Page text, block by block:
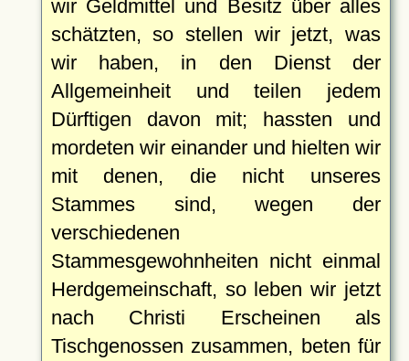
wir Geldmittel und Besitz über alles
schätzten, so stellen wir jetzt, was
wir haben, in den Dienst der
Allgemeinheit und teilen jedem
Dürftigen davon mit; hassten und
mordeten wir einander und hielten wir
mit denen, die nicht unseres
Stammes sind, wegen der
verschiedenen
Stammesgewohnheiten nicht einmal
Herdgemeinschaft, so leben wir jetzt
nach Christi Erscheinen als
Tischgenossen zusammen, beten für